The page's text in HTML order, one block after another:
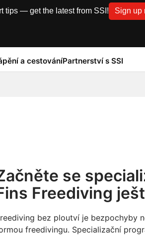
tips — get the latest from SSI! Sign up
a cestováníPartnerství s SSI
se
Freediving
bez ploutví je bezpochyby
freedivingu. Specializační